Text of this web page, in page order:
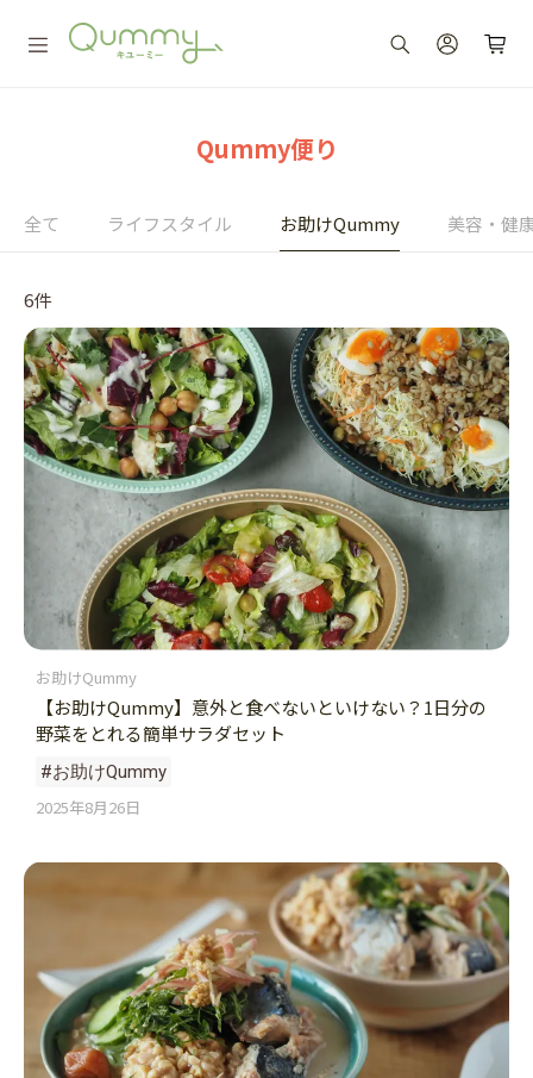
Qummy便り
全て ライフスタイル お助けQummy 美容・健
6件
お助けQummy
【お助けQummy】意外と食べないといけない？1日分の
野菜をとれる簡単サラダセット
#お助けQummy
2025年8月26日